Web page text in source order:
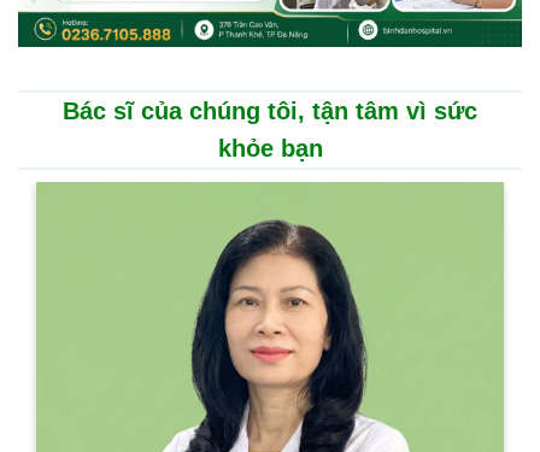
Bác sĩ của chúng tôi, tận tâm vì sức
khỏe bạn